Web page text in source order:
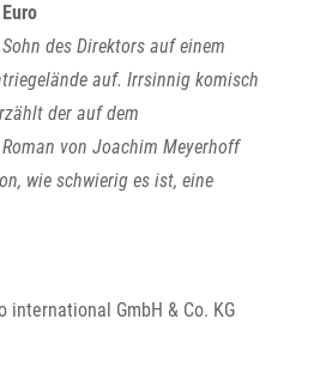
des Direktors auf einem
auf. Irrsinnig komisch
der auf dem
von Joachim Meyerhoff
wie schwierig es ist, eine
international GmbH & Co. KG